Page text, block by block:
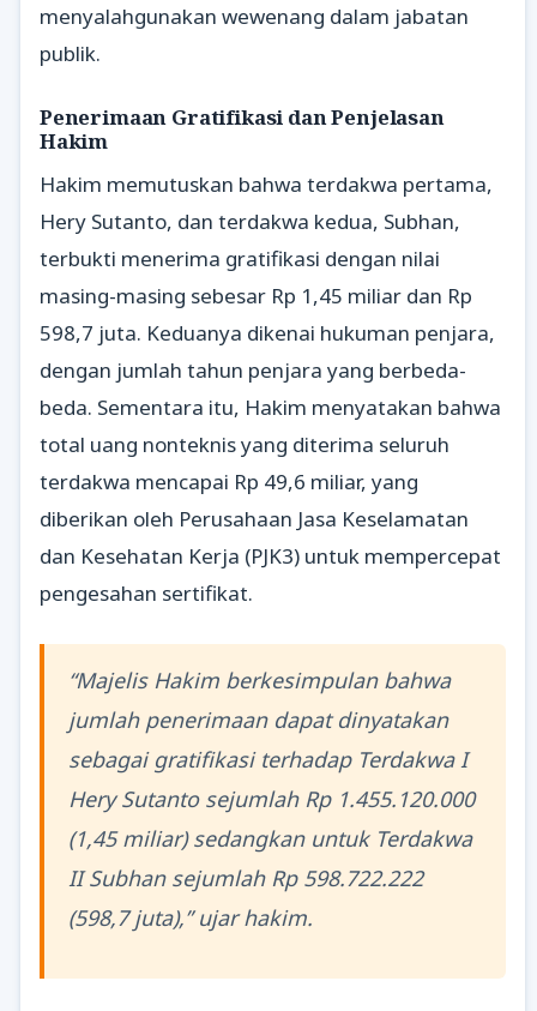
menyalahgunakan wewenang dalam jabatan
publik.
Penerimaan Gratifikasi dan Penjelasan
Hakim
Hakim memutuskan bahwa terdakwa pertama,
Hery Sutanto, dan terdakwa kedua, Subhan,
terbukti menerima gratifikasi dengan nilai
masing-masing sebesar Rp 1,45 miliar dan Rp
598,7 juta. Keduanya dikenai hukuman penjara,
dengan jumlah tahun penjara yang berbeda-
beda. Sementara itu, Hakim menyatakan bahwa
total uang nonteknis yang diterima seluruh
terdakwa mencapai Rp 49,6 miliar, yang
diberikan oleh Perusahaan Jasa Keselamatan
dan Kesehatan Kerja (PJK3) untuk mempercepat
pengesahan sertifikat.
“Majelis Hakim berkesimpulan bahwa
jumlah penerimaan dapat dinyatakan
sebagai gratifikasi terhadap Terdakwa I
Hery Sutanto sejumlah Rp 1.455.120.000
(1,45 miliar) sedangkan untuk Terdakwa
II Subhan sejumlah Rp 598.722.222
(598,7 juta),” ujar hakim.